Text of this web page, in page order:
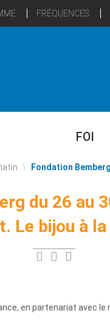
FRÉQUENCES
FOI
\ Fondation
du 26 au
Le bijou à
en partenariat avec